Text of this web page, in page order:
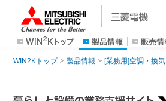
WIN2Kトップ 製品情報 [業務用]空調・換気